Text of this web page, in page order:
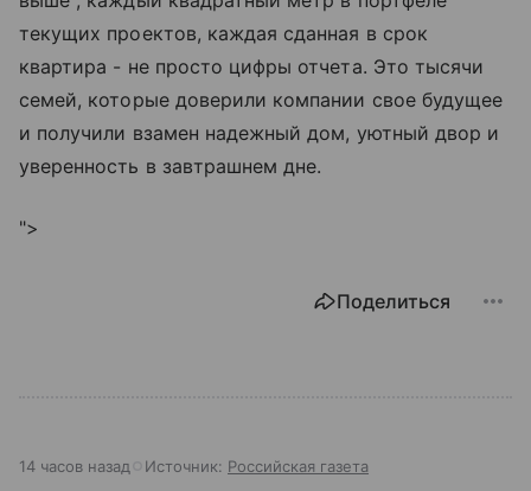
текущих проектов, каждая сданная в срок
квартира - не просто цифры отчета. Это тысячи
семей, которые доверили компании свое будущее
и получили взамен надежный дом, уютный двор и
уверенность в завтрашнем дне.
">
Поделиться
14 часов назад Источник: Российская газета